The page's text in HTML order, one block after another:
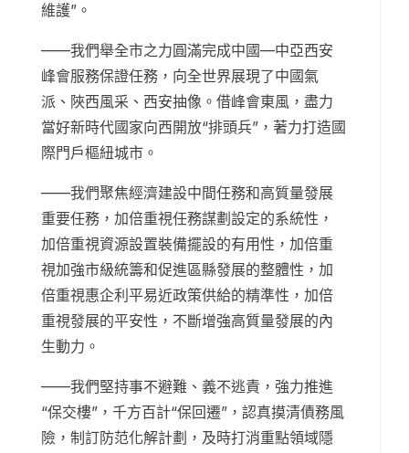
維護”。
——我們舉全市之力圓滿完成中國—中亞西安
峰會服務保證任務，向全世界展現了中國氣
派、陜西風采、西安抽像。借峰會東風，盡力
當好新時代國家向西開放“排頭兵”，著力打造國
際門戶樞紐城市。
——我們聚焦經濟建設中間任務和高質量發展
重要任務，加倍重視任務謀劃設定的系統性，
加倍重視資源設置裝備擺設的有用性，加倍重
視加強市級統籌和促進區縣發展的整體性，加
倍重視惠企利平易近政策供給的精準性，加倍
重視發展的平安性，不斷增強高質量發展的內
生動力。
——我們堅持事不避難、義不逃責，強力推進
“保交樓”，千方百計“保回遷”，認真摸清債務風
險，制訂防范化解計劃，及時打消重點領域隱